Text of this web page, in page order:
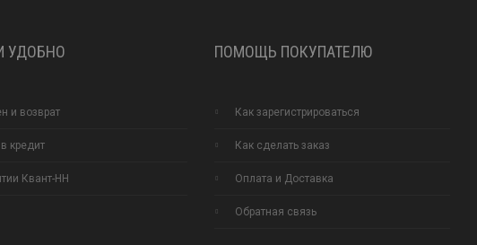
УДОБНО
и возврат
кредит
Квант-НН
ПОМОЩЬ ПОКУПАТЕЛЮ
Как зарегистрироваться
Как сделать заказ
Оплата и Доставка
Обратная связь